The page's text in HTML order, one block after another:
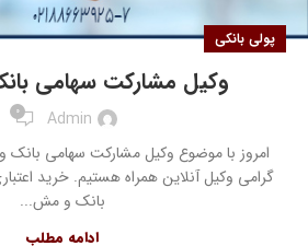
پولی بانکی
وکیل مشارکت سهامی
Admin
0
امروز با موضوع وکیل مشارکت سهامی بانک
گرامی وکیل آنلاین همراه هستیم. خرید
بانک و مش...
ادامه مطلب